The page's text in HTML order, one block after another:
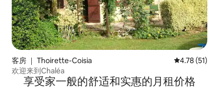
客房 ｜ Thoirette-Coisia 平均评分
4.78 (51)
欢迎来到Chaléa
享受家一般的舒适和实惠的月租价格